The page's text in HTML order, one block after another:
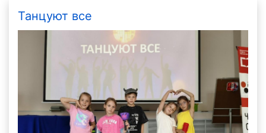
Танцуют все